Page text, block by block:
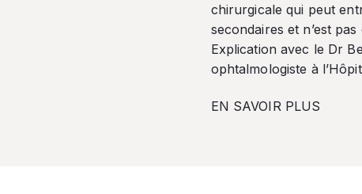
chirurgicale qui peut
secondaires et n’est
Explication avec le Dr
ophtalmologiste à
EN SAVOIR PLUS